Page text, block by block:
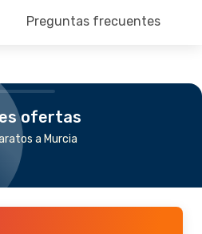
Preguntas frecuentes
ofertas
a Murcia